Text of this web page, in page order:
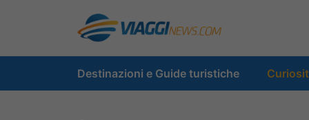
contenuto
Destinazioni e Guide turistiche